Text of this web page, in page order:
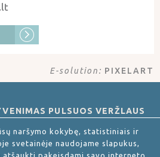
E-solution: PIXELART
PULSUOS VERŽLAUS
RITMU!
naršymo kokybę, statistiniais ir
svetainėje naudojame slapukus,
pakeisdami savo interneto